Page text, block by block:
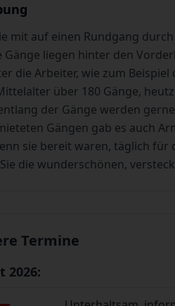
mit auf einen Rundgang
Gänge liegen hinter den
die Arbeiter, wie zum
über 180 Gänge,
der Gänge werden
Gängen gab es auch
sie bereit waren, täglich für
die wunderschönen,
Termine
2026: